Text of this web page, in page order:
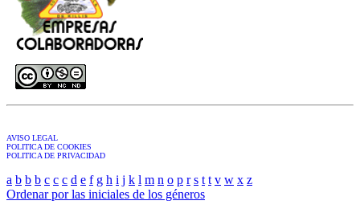
AVISO LEGAL
POLITICA DE COOKIES
POLITICA DE PRIVACIDAD
a b b b c c c d e f g h i j k l m n o p r s t t v w x z
Ordenar por las iniciales de los géneros